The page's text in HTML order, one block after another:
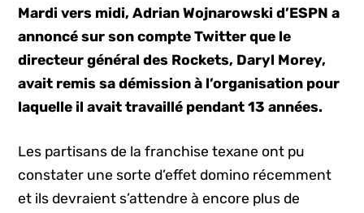
Mardi vers midi, Adrian Wojnarowski d’ESPN a
annoncé sur son compte Twitter que le
directeur général des Rockets, Daryl Morey,
avait remis sa démission à l’organisation pour
laquelle il avait travaillé pendant 13 années.
Les partisans de la franchise texane ont pu
constater une sorte d’effet domino récemment
et ils devraient s’attendre à encore plus de